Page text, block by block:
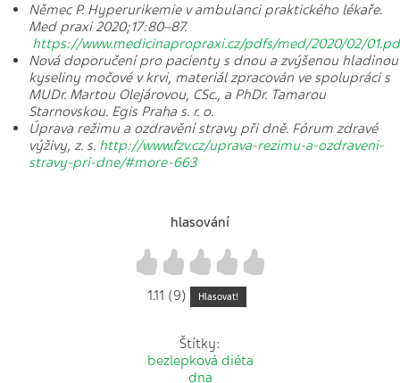
Němec P. Hyperurikemie v ambulanci praktického lékaře.
Med praxi 2020;17:80–87.
https://www.medicinapropraxi.cz/pdfs/med/2020/02/
Nová doporučení pro pacienty s dnou a zvýšenou hladinou
kyseliny močové v krvi, materiál zpracován ve spolupráci s
MUDr. Martou Olejárovou, CSc., a PhDr. Tamarou
Starnovskou. Egis Praha s. r. o.
Úprava režimu a ozdravění stravy při dně. Fórum zdravé
výživy, z. s. http://www.fzv.cz/uprava-rezimu-a-ozdraveni-
stravy-pri-dne/#more-663
hlasování
4
3
2
1
1.11 (9) Hlasovat!
Štítky:
bezlepková diéta
dna